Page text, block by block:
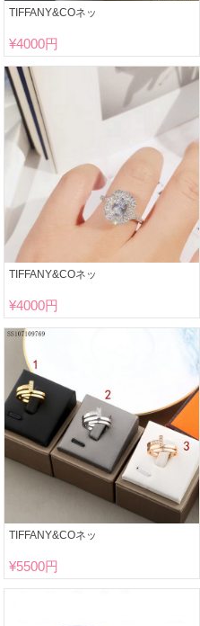
TIFFANY&COネッ
¥4000円
TIFFANY&COネッ
¥4000円
TIFFANY&COネッ
¥5500円